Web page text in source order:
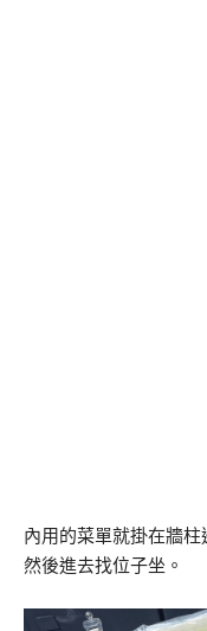
內用的菜單就掛在牆
然後進去找位子坐。